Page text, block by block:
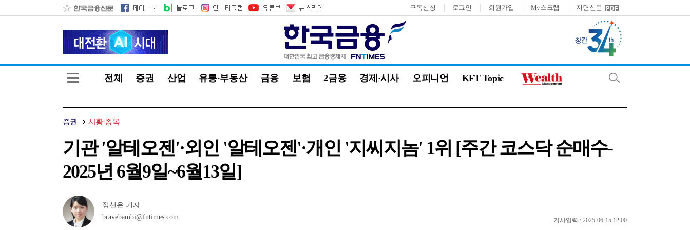
구독신청 로그인 회원가입 My스크랩 지면신문
전체 증권 산업 유통·부동산 금융 보험 2금융 경제·시사 오피니언 KFT Topic
증권 시황·종목
기관 '알테오젠'·외인 '알테오젠'·개인 '지씨지놈' 1위 [주간 코스닥 순매수-
2025년 6월9일~6월13일]
정선은 기자
bravebambi@fntimes.com
기사입력 : 2025-06-15 12:00